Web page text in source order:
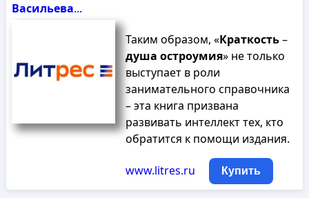
Васильева...
Таким образом, «Краткость–
душа остроумия» не только
выступает в роли
занимательного справочника
– эта книга призвана
развивать интеллект тех, кто
обратится к помощи издания.
www.litres.ru Купить